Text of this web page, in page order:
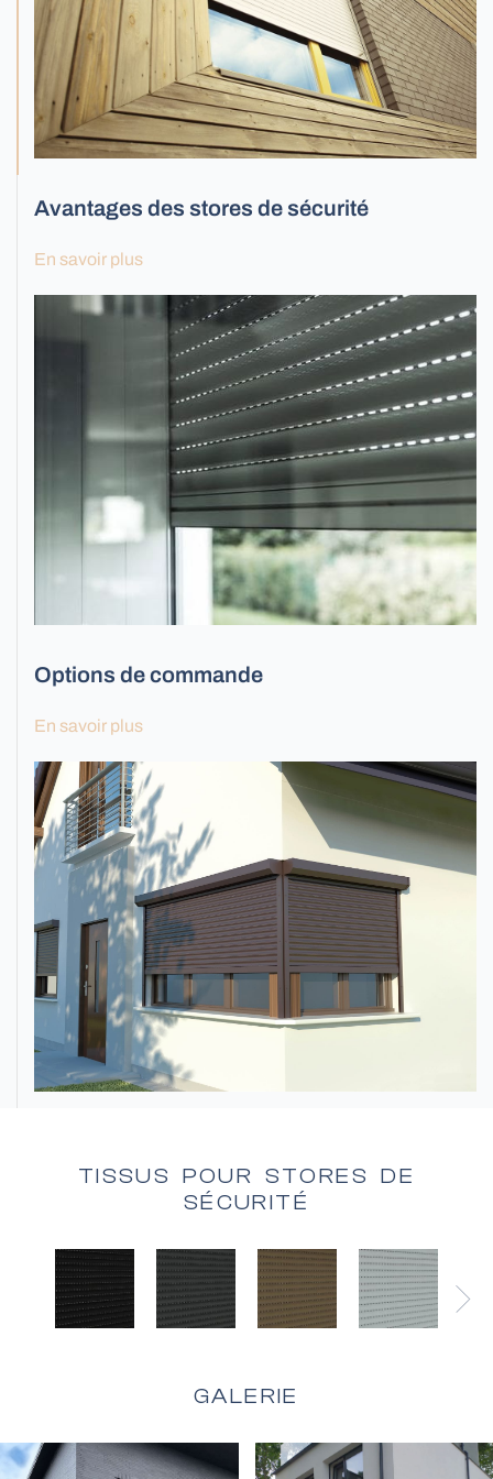
Stores de sécurité
Stores extérieurs
Stores à lamelles extérieurs
Grilles de sécurité
Toutes les portes
Avantages des stores de sécurité
En savoir plus
Options de commande
En savoir plus
TISSUS POUR STORES DE
SÉCURITÉ
GALERIE